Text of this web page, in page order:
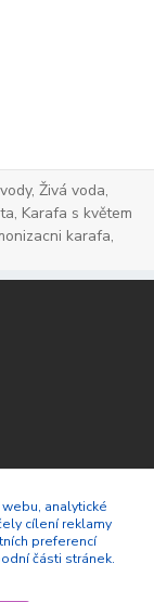
Živá voda,
Karafa s květem
karafa,
analytické
cílení reklamy
preferencí
části stránek.